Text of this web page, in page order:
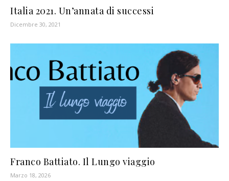
Italia 2021. Un’annata di successi
Dicembre 30, 2021
Franco Battiato. Il Lungo viaggio
Marzo 18, 2026